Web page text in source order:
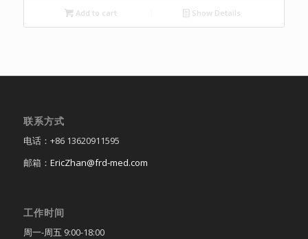
Add to cart Show Details
联系方式
电话：+86 13620911595
邮箱： EricZhan@frd-med.com
工作时间
周一-周五 9:00-18:00